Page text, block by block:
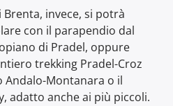
invece, si potrà
con il parapendio dal
di Pradel, oppure
trekking Pradel-Croz
Andalo-Montanara o il
adatto anche ai più piccoli.